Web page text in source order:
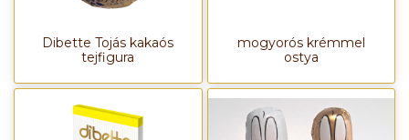
Dibette Tojás kakaós
tejfigura
mogyorós krémmel
ostya